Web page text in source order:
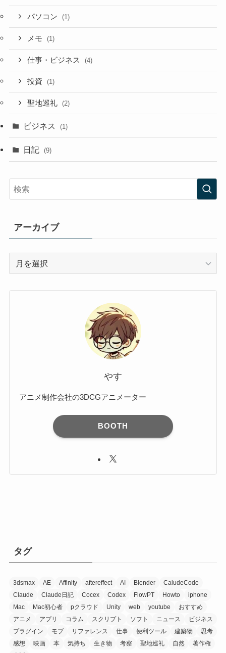
パソコン (1)
メモ (1)
仕事・ビジネス (4)
投資 (1)
聖地巡礼 (2)
ビジネス (1)
日記 (9)
アーカイブ
やす
アニメ制作会社の3DCGアニメーター
BOOTH
タグ
3dsmax AE Affinity aftereffect AI Blender
CaludeCode
Claude
Claude日記 Cocex Codex FlowPT Howto
iphone
Mac
Mac初心者 pクラウド Unity web youtube
おすすめ
アニメ
アプリ コラム スクリプト ソフト ニュース
ビジネス
プラグイン
モブ リファレンス 仕事 便利ツール 建築物
思考
感想
映画 本 気持ち 生き物 考察 聖地巡礼 自然
著作権